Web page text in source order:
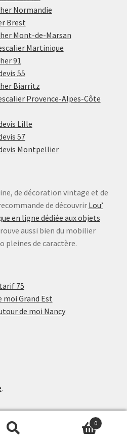
Normandie
Brest
Mont-de-Marsan
Martinique
91
55
Biarritz
Provence-Alpes-Côte
Lille
57
Montpellier
de décoration vintage et de
de découvrir Lou’
en ligne dédiée aux objets
aussi bien du mobilier
pleines de caractère.
75
moi Grand Est
de moi Nancy
.
0